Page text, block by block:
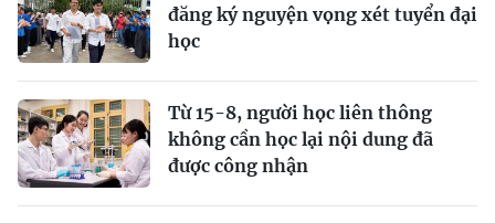
đăng ký nguyện vọng xét tuyển đại
học
Từ 15-8, người học liên thông
không cần học lại nội dung đã
được công nhận